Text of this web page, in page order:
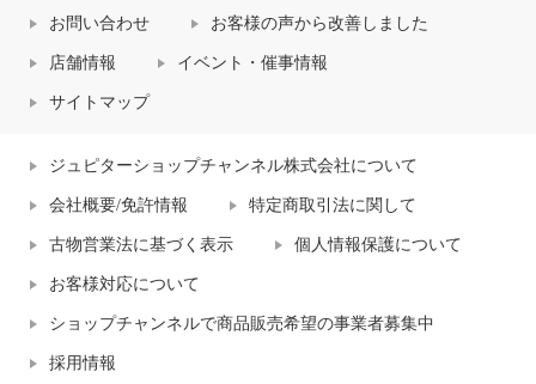
お問い合わせ お客様の声から改善しました
店舗情報 イベント・催事情報
サイトマップ
ジュピターショップチャンネル株式会社について
会社概要/免許情報 特定商取引法に関して
古物営業法に基づく表示 個人情報保護について
お客様対応について
ショップチャンネルで商品販売希望の事業者募集中
採用情報